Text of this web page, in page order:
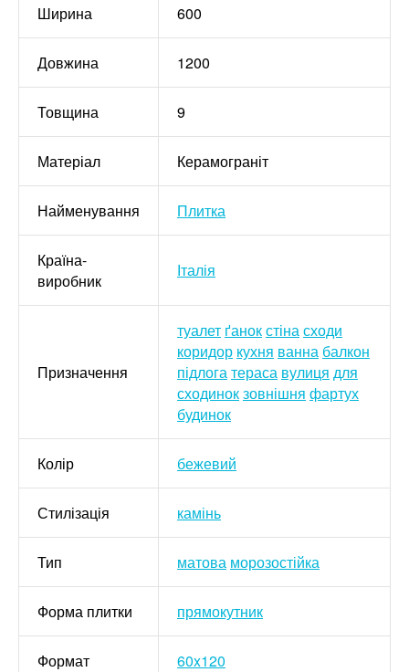
Ширина 600
Довжина 1200
Товщина 9
Матеріал Керамограніт
Найменування Плитка
Країна-
виробник
Італія
Призначення
туалет ґанокстінасходи
коридор кухня ванна балкон
підлогатераса вулиця для
сходинокзовнішня фартух
будинок
Колір бежевий
Стилізація камінь
Тип матова морозостійка
Форма плитки прямокутник
Формат 60x120